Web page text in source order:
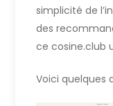
simplicité de
des
ce cosine.club
Voici quelques